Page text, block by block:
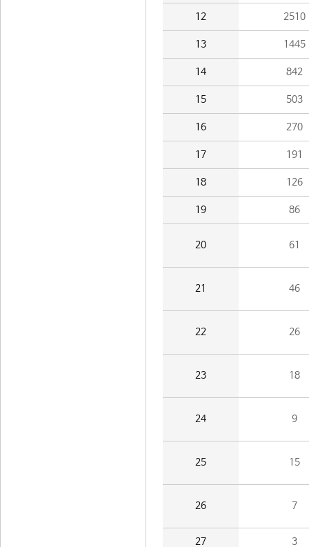
12 2510
13 1445
14 842
15 503
16 270
17 191
18 126
19 86
20 61
21 46
22 26
23 18
24 9
25 15
26 7
27 3